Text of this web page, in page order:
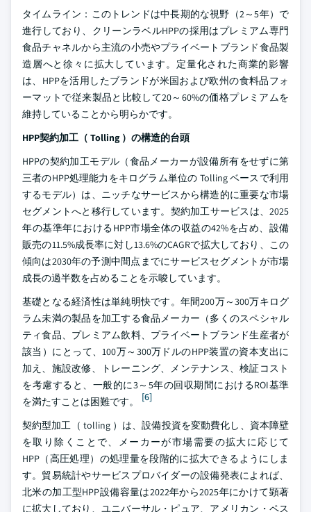
タイムライン：このトレンドは中長期的な視野（2～5年）で
進行しており、クリーンラベルHPPの採用はプレミアム専門
食品チャネルから主流の小売やプライベートブランド食品製
造層へと徐々に拡大しています。定量化された商業的影響
は、HPPを活用したブランドが米国および欧州の食料品フォ
ーマットで従来製品と比較して20～60%の価格プレミアムを
維持していることから明らかです。
HPP契約加工（ Tolling ）の構造的台頭
HPPの契約加工モデル（食品メーカーが設備所有をせずに第
三者のHPP処理能力をキログラム単位の Tolling ベースで利用
するモデル）は、ニッチなサービスから構造的に重要な市場
セグメントへと移行しています。契約加工サービスは、2025
年の基準年におけるHPP市場全体の収益の42%を占め、設備
販売の11.5%成長率に対し13.6%のCAGRで拡大しており、この
傾向は2030年の予測中間点までにサービスセグメントが市場
成長の過半数を占めることを示唆しています。
基礎となる経済性は単純明快です。年間200万～300万キログ
ラム未満の製品を加工する食品メーカー（多くのスペシャル
ティ食品、プレミアム飲料、プライベートブランド生産者が
該当）にとって、100万～300万ドルのHPP装置の資本支出に
加え、施設改修、トレーニング、メンテナンス、検証コスト
を考慮すると、一般的に3～5年の回収期間におけるROI基準
を満たすことは困難です。
[6]
契約型加工（ tolling ）は、設備投資を変動費化し、資本障壁
を取り除くことで、メーカーが市場需要の拡大に応じて
HPP（高圧処理）の処理量を段階的に拡大できるようにしま
す。貿易統計やサービスプロバイダーの設備発表によれば、
北米の加工型HPP設備容量は2022年から2025年にかけて顕著
に拡大しており、ユニバーサル・ピュア、アメリカン・ペス